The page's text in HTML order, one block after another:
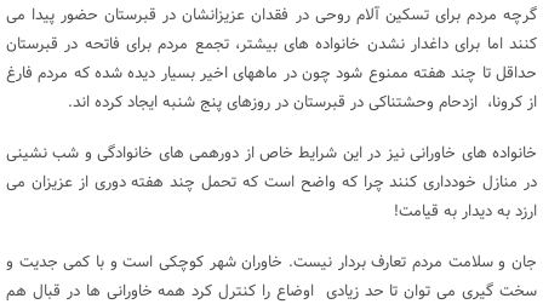
گرچه مردم برای تسکین آلام روحی در فقدان عزیزانشان در قبرستان حضور پیدا می
کنند اما برای داغدار نشدن خانواده های بیشتر، تجمع مردم برای فاتحه در قبرستان
حداقل تا چند هفته ممنوع شود چون در ماههای اخیر بسیار دیده شده که مردم فارغ
از کرونا، ازدحام وحشتناکی در قبرستان در روزهای پنج شنبه ایجاد کرده اند.
خانواده های خاورانی نیز در این شرایط خاص از دورهمی های خانوادگی و شب نشینی
در منازل خودداری کنند چرا که واضح است که تحمل چند هفته دوری از عزیزان می
ارزد به دیدار به قیامت!
جان و سلامت مردم تعارف بردار نیست. خاوران شهر کوچکی است و با کمی جدیت و
سخت گیری می توان تا حد زیادی اوضاع را کنترل کرد همه خاورانی ها در قبال هم